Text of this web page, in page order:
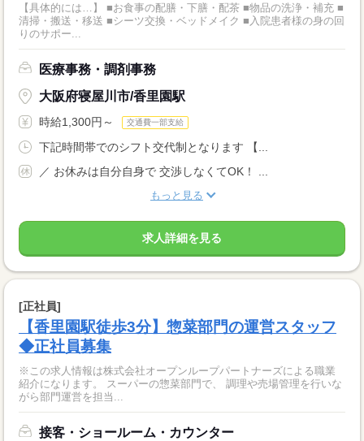
【具体的には…】 ■お食事の配膳・下膳・配茶 ■物品の洗浄・補充 ■
清掃・搬送・移送 ■シーツ交換・ベッドメイク ■入院患者様の身の回
りのサポー...
医療事務・調剤事務
大阪府寝屋川市/香里園駅
時給1,300円～ 交通費一部支給
下記時間帯でのシフト交代制となります 【...
／ お休みは自分自身で 交渉しなくてOK！ ...
もっと見る
求人詳細を見る
[正社員]
【香里園駅徒歩3分】惣菜部門の運営スタッフ
◆正社員募集
※この求人情報は株式会社オープンループパートナーズによる職業
紹介になります。 スーパーの惣菜部門で、 調理や売場管理を行いな
がら部門運営を担当...
接客・ショールーム・カウンター